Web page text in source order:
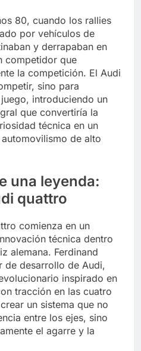
80, cuando los rallies
por vehículos de
y derrapaban en
competidor que
la competición. El Audi
sino para
introduciendo un
que convertiría la
técnica en un
de alto
una leyenda:
quattro
comienza en un
técnica dentro
alemana. Ferdinand
de desarrollo de Audi,
inspirado en
tracción en las cuatro
un sistema que no
entre los ejes, sino
el agarre y la